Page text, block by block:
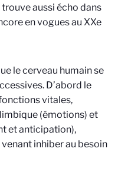
aussi écho dans
en vogues au XXe
le cerveau humain se
D’abord le
vitales,
(émotions) et
et anticipation),
inhiber au besoin